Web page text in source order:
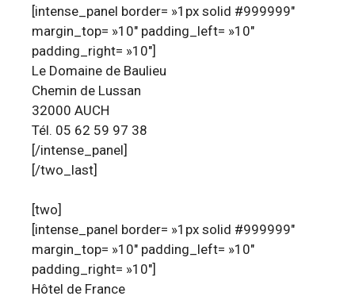
[intense_panel border= »1px solid #999999″
margin_top= »10″ padding_left= »10″
padding_right= »10″]
Le Domaine de Baulieu
Chemin de Lussan
32000 AUCH
Tél. 05 62 59 97 38
[/intense_panel]
[/two_last]
[two]
[intense_panel border= »1px solid #999999″
margin_top= »10″ padding_left= »10″
padding_right= »10″]
Hôtel de France